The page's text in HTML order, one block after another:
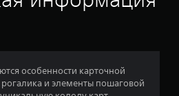
4
особенности карточной
и элементы пошаговой